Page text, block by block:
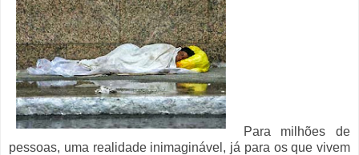
Para milhões de
pessoas, uma realidade inimaginável, já para os que vivem